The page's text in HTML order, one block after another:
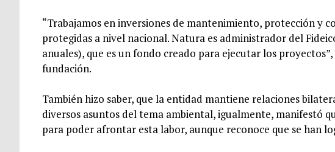
“Trabajamos en inversiones de mantenimiento, protección y
protegidas a nivel nacional. Natura es administrador del
anuales), que es un fondo creado para ejecutar los
fundación.
También hizo saber, que la entidad mantiene relaciones
diversos asuntos del tema ambiental, igualmente, manifestó
para poder afrontar esta labor, aunque reconoce que se han